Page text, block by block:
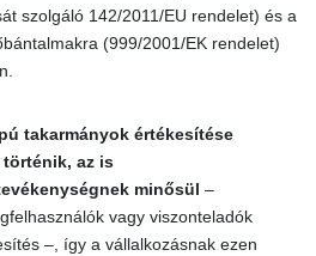
szolgáló 142/2011/EU rendelet) és a
(999/2001/EK rendelet)
takarmányok értékesítése
az is
minősül –
vagy viszonteladók
–, így a vállalkozásnak ezen